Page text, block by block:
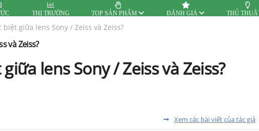
THỊ TRƯỜNG TOP SẢN PHẨM ĐÁNH GIÁ THỦ
giữa lens Sony / Zeiss và Zeiss?
và Zeiss?
lens Sony / Zeiss và Zeiss?
Xem các bài viết của tác giả